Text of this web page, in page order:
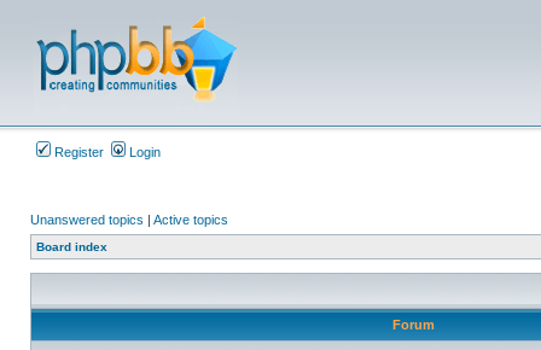
Register Login
Unanswered topics | Active topics
Board index
Forum